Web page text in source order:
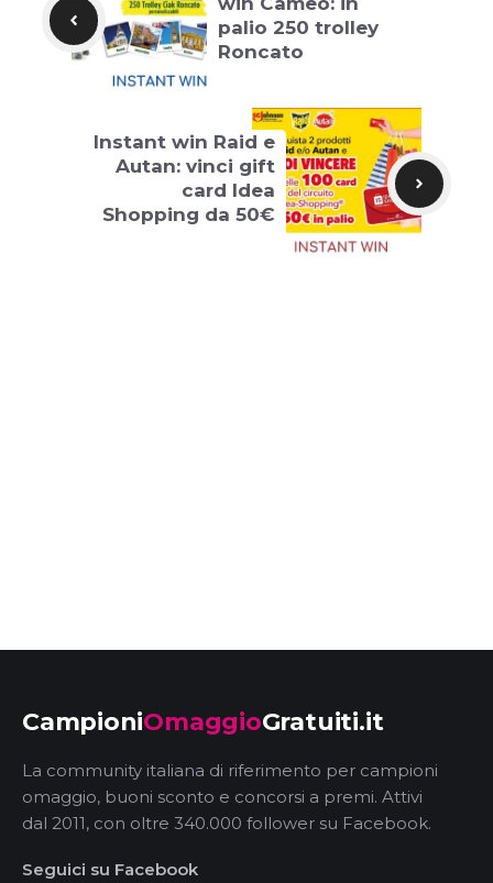
palio 250 trolley
Roncato
Instant win Raid e
Autan: vinci gift
card Idea
Shopping da 50€
CampioniOmaggioGratuiti.it
La community italiana di riferimento per campioni
omaggio, buoni sconto e concorsi a premi. Attivi
dal 2011, con oltre 340.000 follower su Facebook.
Seguici su Facebook